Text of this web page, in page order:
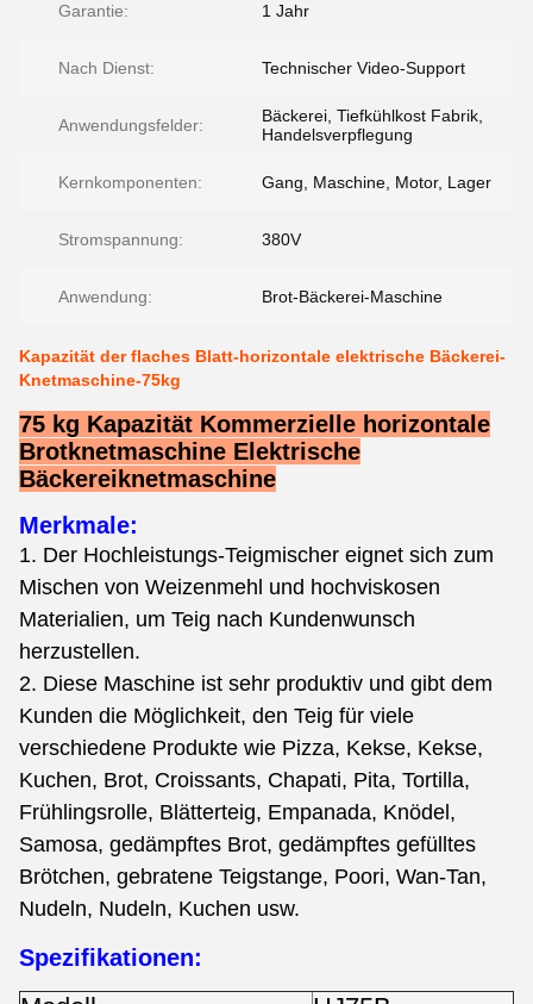
Garantie: 1 Jahr
Nach Dienst: Technischer Video-Support
Anwendungsfelder:
Bäckerei, Tiefkühlkost Fabrik,
Handelsverpflegung
Kernkomponenten: Gang, Maschine, Motor, Lager
Stromspannung: 380V
Anwendung: Brot-Bäckerei-Maschine
Kapazität der flaches Blatt-horizontale elektrische Bäckerei-
Knetmaschine-75kg
75 kg Kapazität Kommerzielle horizontale
Brotknetmaschine Elektrische
Bäckereiknetmaschine
Merkmale:
1. Der Hochleistungs-Teigmischer eignet sich zum
Mischen von Weizenmehl und hochviskosen
Materialien, um Teig nach Kundenwunsch
herzustellen.
2. Diese Maschine ist sehr produktiv und gibt dem
Kunden die Möglichkeit, den Teig für viele
verschiedene Produkte wie Pizza, Kekse, Kekse,
Kuchen, Brot, Croissants, Chapati, Pita, Tortilla,
Frühlingsrolle, Blätterteig, Empanada, Knödel,
Samosa, gedämpftes Brot, gedämpftes gefülltes
Brötchen, gebratene Teigstange, Poori, Wan-Tan,
Nudeln, Nudeln, Kuchen usw.
Spezifikationen: